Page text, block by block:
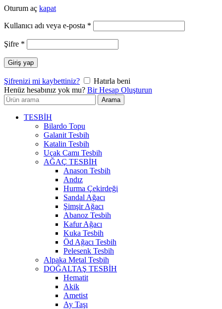
Oturum aç kapat
Kullanıcı adı veya e-posta *
Şifre *
Giriş yap
Şifrenizi mi kaybettiniz?
Hatırla beni
Henüz hesabınız yok mu? Bir Hesap Oluşturun
Arayın:
Arama
TESBİH
Bilardo Topu
Galanit Tesbih
Katalin Tesbih
Uçak Camı Tesbih
AĞAÇ TESBİH
Anason Tesbih
Andız
Hurma Çekirdeği
Sandal Ağacı
Şimşir Ağacı
Abanoz Tesbih
Kafur Ağacı
Kuka Tesbih
Öd Ağacı Tesbih
Pelesenk Tesbih
Alpaka Metal Tesbih
DOĞALTAŞ TESBİH
Hematit
Akik
Ametist
Ay Taşı